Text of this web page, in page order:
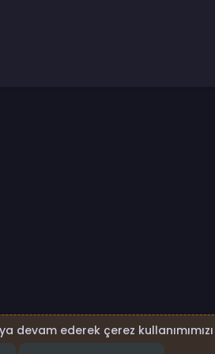
devam ederek çerez